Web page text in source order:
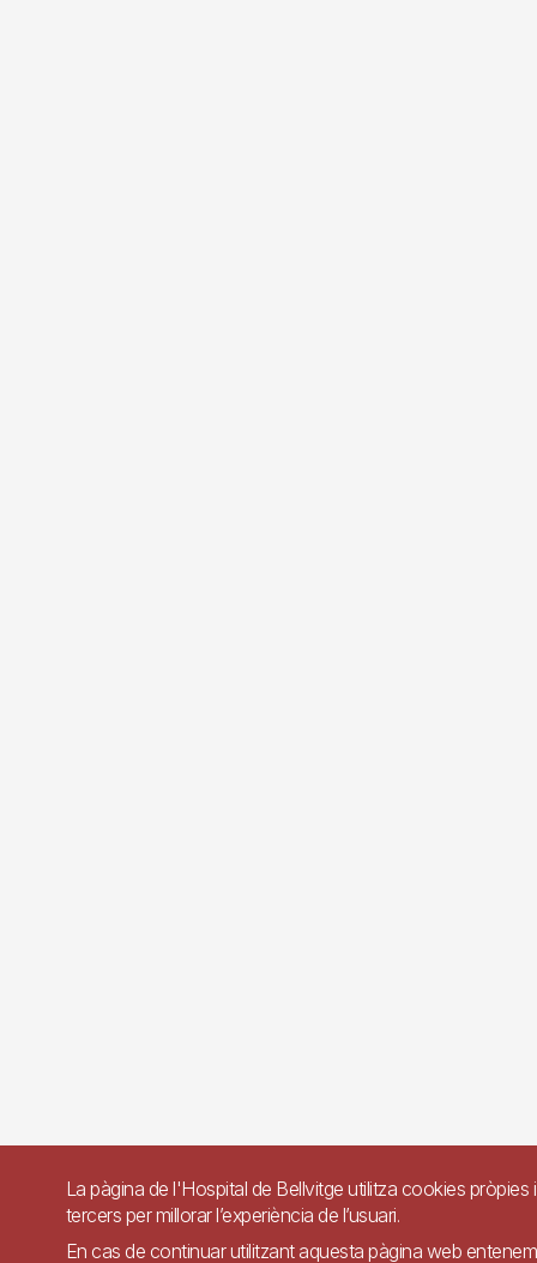
La pàgina de l'Hospital de Bellvitge utilitza cookies pròpies
tercers per millorar l’experiència de l’usuari.
En cas de continuar utilitzant aquesta pàgina web entenem